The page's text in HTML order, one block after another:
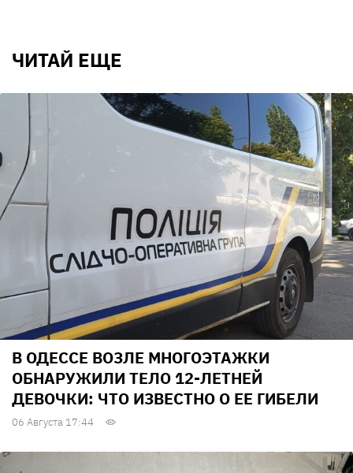
ЧИТАЙ ЕЩЕ
В ОДЕССЕ ВОЗЛЕ МНОГОЭТАЖКИ
ОБНАРУЖИЛИ ТЕЛО 12-ЛЕТНЕЙ
ДЕВОЧКИ: ЧТО ИЗВЕСТНО О ЕЕ ГИБЕЛИ
06 Августа 17:44